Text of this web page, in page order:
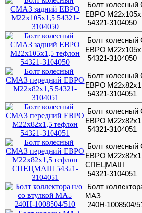
Болт
ЕВРО
54321-3104050
Болт
ЕВРО
54321-3104050
Болт
ЕВРО
54321-3104051
Болт
ЕВРО
54321-3104051
Болт
ЕВРО
СПЕЦМАШ
54321-3104051
Болт
МАЗ
240Н-1008504/